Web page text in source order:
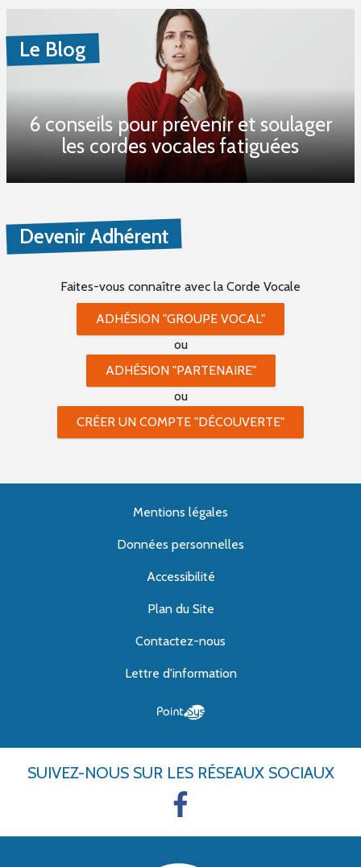
Le Blog
6 conseils pour prévenir et soulager
les cordes vocales fatiguées
Devenir Adhérent
Faites-vous connaître avec la Corde Vocale
ADHÉSION "GROUPE VOCAL"
ou
ADHÉSION "PARTENAIRE"
ou
CRÉER UN COMPTE "DÉCOUVERTE"
Mentions légales
Données personnelles
Accessibilité
Plan du Site
Contactez-nous
Lettre d'information
SUIVEZ-NOUS SUR LES RÉSEAUX SOCIAUX